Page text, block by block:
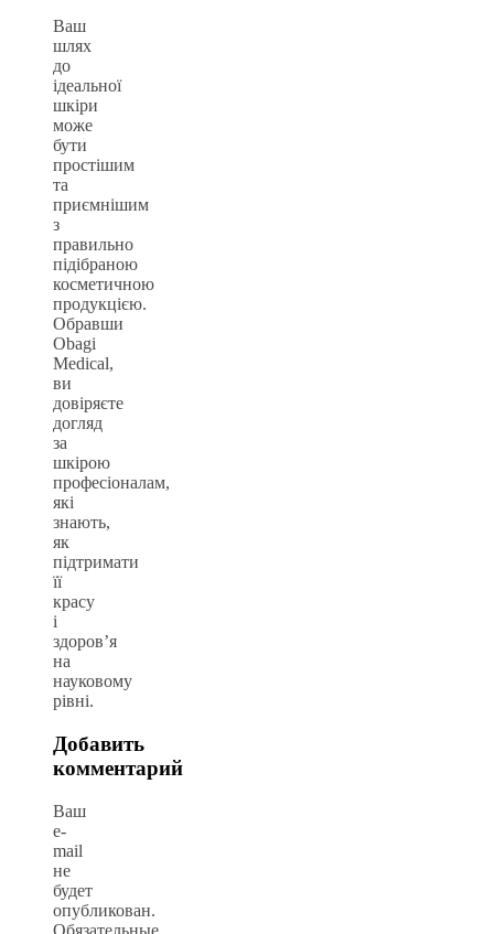
Ваш
шлях
до
ідеальної
шкіри
може
бути
простішим
та
приємнішим
з
правильно
підібраною
косметичною
продукцією.
Обравши
Obagi
Medical,
ви
довіряєте
догляд
за
шкірою
професіоналам,
які
знають,
як
підтримати
її
красу
і
здоров’я
на
науковому
рівні.
Добавить
комментарий
Ваш
e-
mail
не
будет
опубликован.
Обязательные